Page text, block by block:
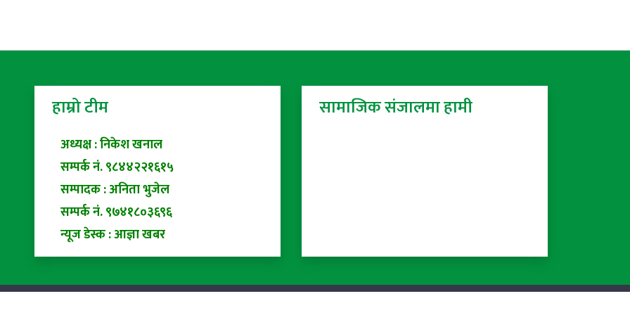
हाम्रो टीम
अध्यक्ष : निकेश खनाल
सम्पर्क नं. ९८४४२२१६१५
सम्पादक : अनिता भुजेल
सम्पर्क नं. ९७४१८०३६९६
न्यूज डेस्क : आज्ञा खबर
सामाजिक संजालमा हामी